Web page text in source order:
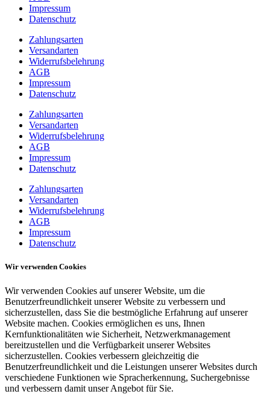
Impressum
Datenschutz
Zahlungsarten
Versandarten
Widerrufsbelehrung
AGB
Impressum
Datenschutz
Zahlungsarten
Versandarten
Widerrufsbelehrung
AGB
Impressum
Datenschutz
Zahlungsarten
Versandarten
Widerrufsbelehrung
AGB
Impressum
Datenschutz
Wir verwenden Cookies
Wir verwenden Cookies auf unserer Website, um die
Benutzerfreundlichkeit unserer Website zu verbessern und
sicherzustellen, dass Sie die bestmögliche Erfahrung auf unserer
Website machen. Cookies ermöglichen es uns, Ihnen
Kernfunktionalitäten wie Sicherheit, Netzwerkmanagement
bereitzustellen und die Verfügbarkeit unserer Websites
sicherzustellen. Cookies verbessern gleichzeitig die
Benutzerfreundlichkeit und die Leistungen unserer Websites durch
verschiedene Funktionen wie Spracherkennung, Suchergebnisse
und verbessern damit unser Angebot für Sie.